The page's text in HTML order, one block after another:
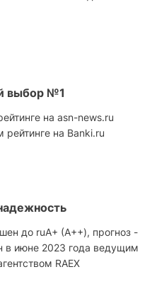
выбор №1
на asn-news.ru
на Banki.ru
до ruА+ (A++), прогноз -
в июне 2023 года ведущим
RAEX